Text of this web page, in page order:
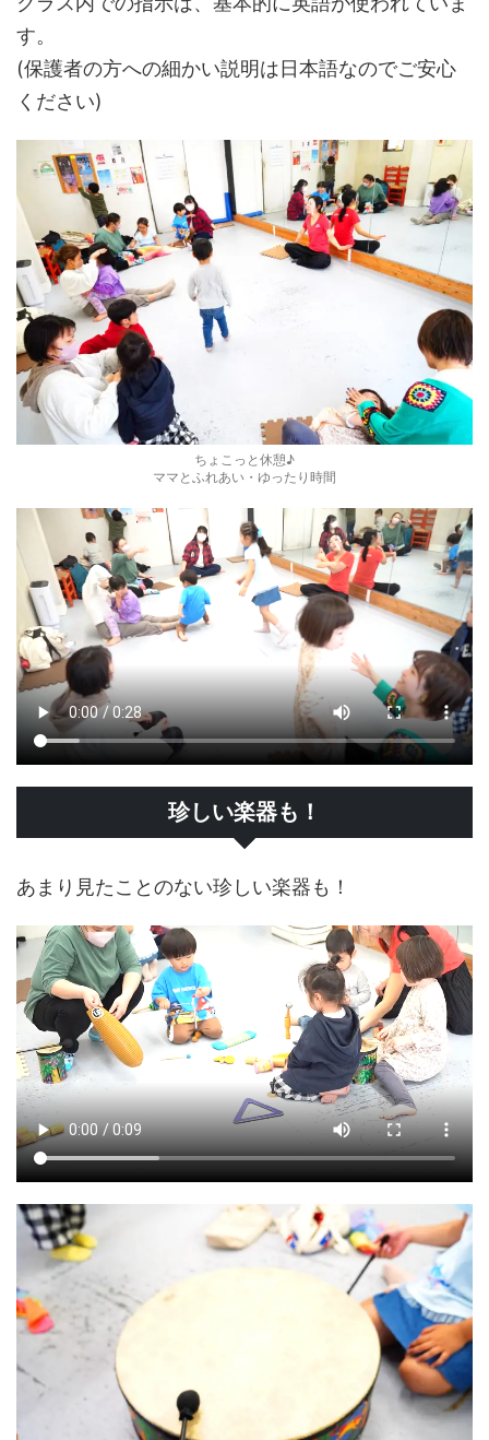
す。
(保護者の方への細かい説明は日本語なのでご安心
ください)
ちょこっと休憩♪
ママとふれあい・ゆったり時間
珍しい楽器も！
あまり見たことのない珍しい楽器も！